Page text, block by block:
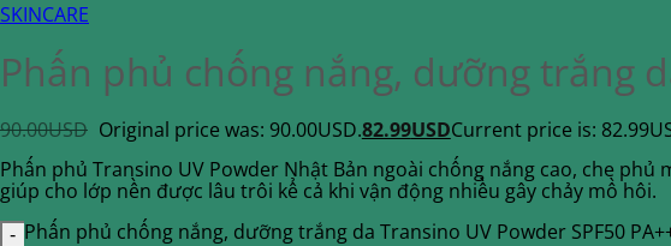
SKINCARE
Phấn phủ chống nắng, dưỡng trắng
90.00USD Original price was: 90.00USD.82.99USDCurrent price is:
Phấn phủ Transino UV Powder Nhật Bản ngoài chống nắng cao, che
giúp cho lớp nền được lâu trôi kể cả khi vận động nhiều gây chảy mồ hôi.
Phấn phủ chống nắng, dưỡng trắng da Transino UV Powder SPF50